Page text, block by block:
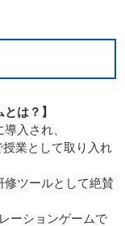
は？】
入され、
業として取り入れ
ツールとして絶賛
ーションゲームで